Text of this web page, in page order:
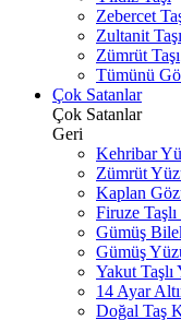
Zebercet
Zultanit Taşı
Zümrüt Taşı
Tümünü
Çok Satanlar
Çok Satanlar
Geri
Kehribar
Zümrüt
Kaplan
Firuze
Gümüş
Gümüş
Yakut Taşlı
14 Ayar
Doğal Taş